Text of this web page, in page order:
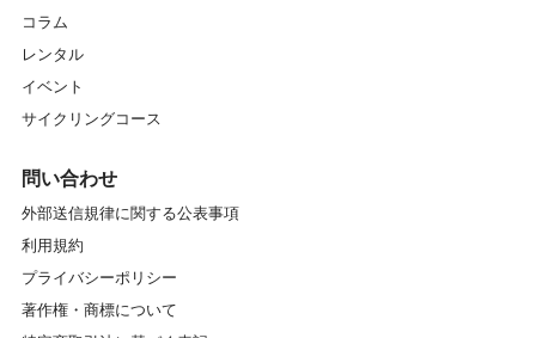
コラム
レンタル
イベント
サイクリングコース
問い合わせ
外部送信規律に関する公表事項
利用規約
プライバシーポリシー
著作権・商標について